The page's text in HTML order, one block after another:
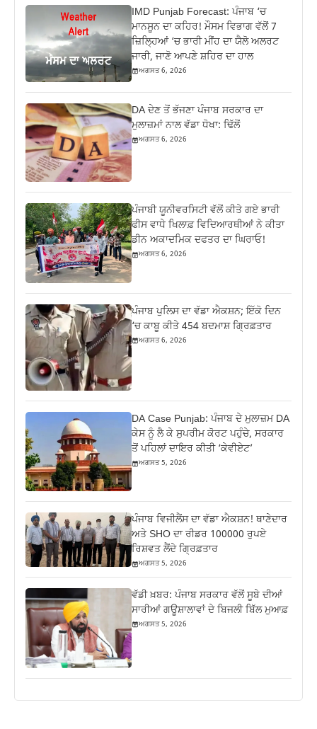
IMD Punjab Forecast: ਪੰਜਾਬ ‘ਚ
ਮਾਨਸੂਨ ਦਾ ਕਹਿਰ! ਮੌਸਮ ਵਿਭਾਗ ਵੱਲੋਂ 7
ਜ਼ਿਲ੍ਹਿਆਂ ‘ਚ ਭਾਰੀ ਮੀਂਹ ਦਾ ਯੈਲੋ ਅਲਰਟ
ਜਾਰੀ, ਜਾਣੋ ਆਪਣੇ ਸ਼ਹਿਰ ਦਾ ਹਾਲ
ਅਗਸਤ 6, 2026
DA ਦੇਣ‌ ਤੋਂ ਭੱਜਣਾ ਪੰਜਾਬ ਸਰਕਾਰ ਦਾ
ਮੁਲਾਜ਼ਮਾਂ ਨਾਲ ਵੱਡਾ ਧੋਖਾ: ਢਿੱਲੋਂ
ਅਗਸਤ 6, 2026
ਪੰਜਾਬੀ ਯੂਨੀਵਰਸਿਟੀ ਵੱਲੋਂ ਕੀਤੇ ਗਏ ਭਾਰੀ
ਫੀਸ ਵਾਧੇ ਖਿਲਾਫ਼ ਵਿਦਿਆਰਥੀਆਂ ਨੇ ਕੀਤਾ
ਡੀਨ ਅਕਾਦਮਿਕ ਦਫਤਰ ਦਾ ਘਿਰਾਓ!
ਅਗਸਤ 6, 2026
ਪੰਜਾਬ ਪੁਲਿਸ ਦਾ ਵੱਡਾ ਐਕਸ਼ਨ; ਇੱਕੋ ਦਿਨ
‘ਚ ਕਾਬੂ ਕੀਤੇ 454 ਬਦਮਾਸ਼ ਗ੍ਰਿਫ਼ਤਾਰ
ਅਗਸਤ 6, 2026
DA Case Punjab: ਪੰਜਾਬ ਦੇ ਮੁਲਾਜ਼ਮ DA
ਕੇਸ ਨੂੰ ਲੈ ਕੇ ਸੁਪਰੀਮ ਕੋਰਟ ਪਹੁੰਚੇ, ਸਰਕਾਰ
ਤੋਂ ਪਹਿਲਾਂ ਦਾਇਰ ਕੀਤੀ ‘ਕੇਵੀਏਟ’
ਅਗਸਤ 5, 2026
ਪੰਜਾਬ ਵਿਜੀਲੈਂਸ ਦਾ ਵੱਡਾ ਐਕਸ਼ਨ! ਥਾਣੇਦਾਰ
ਅਤੇ SHO ਦਾ ਰੀਡਰ 100000 ਰੁਪਏ
ਰਿਸ਼ਵਤ ਲੈਂਦੇ ਗ੍ਰਿਫ਼ਤਾਰ
ਅਗਸਤ 5, 2026
ਵੱਡੀ ਖ਼ਬਰ: ਪੰਜਾਬ ਸਰਕਾਰ ਵੱਲੋਂ ਸੂਬੇ ਦੀਆਂ
ਸਾਰੀਆਂ ਗਊਸ਼ਾਲਾਵਾਂ ਦੇ ਬਿਜਲੀ ਬਿੱਲ ਮੁਆਫ਼
ਅਗਸਤ 5, 2026